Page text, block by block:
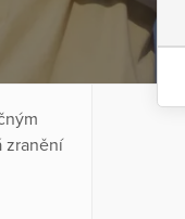
zranění